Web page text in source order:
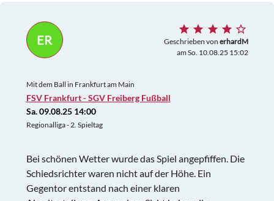
ER Geschrieben von erhardM
am So. 10.08.25 15:02
Mit dem Ball in Frankfurt am Main
FSV Frankfurt - SGV Freiberg Fußball
Sa. 09.08.25 14:00
Regionalliga - 2. Spieltag
Bei schönen Wetter wurde das Spiel angepfiffen. Die
Schiedsrichter waren nicht auf der Höhe. Ein
Gegentor entstand nach einer klaren